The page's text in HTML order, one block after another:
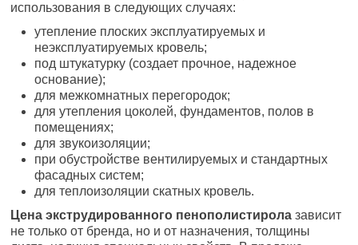
использования в следующих случаях:
утепление плоских эксплуатируемых и
неэксплуатируемых кровель;
под штукатурку (создает прочное, надежное
основание);
для межкомнатных перегородок;
для утепления цоколей, фундаментов, полов в
помещениях;
для звукоизоляции;
при обустройстве вентилируемых и стандартных
фасадных систем;
для теплоизоляции скатных кровель.
Цена экструдированного пенополистирола зависит
не только от бренда, но и от назначения, толщины